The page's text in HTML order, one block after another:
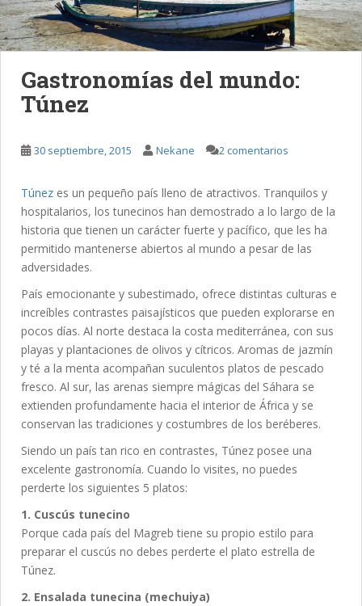
Gastronomías del mundo:
Túnez
30 septiembre, 2015 Nekane 2 comentarios
Túnez es un pequeño país lleno de atractivos. Tranquilos y
hospitalarios, los tunecinos han demostrado a lo largo de la
historia que tienen un carácter fuerte y pacífico, que les ha
permitido mantenerse abiertos al mundo a pesar de las
adversidades.
País emocionante y subestimado, ofrece distintas culturas e
increíbles contrastes paisajísticos que pueden explorarse en
pocos días. Al norte destaca la costa mediterránea, con sus
playas y plantaciones de olivos y cítricos. Aromas de jazmín
y té a la menta acompañan suculentos platos de pescado
fresco. Al sur, las arenas siempre mágicas del Sáhara se
extienden profundamente hacia el interior de África y se
conservan las tradiciones y costumbres de los beréberes.
Siendo un país tan rico en contrastes, Túnez posee una
excelente gastronomía. Cuando lo visites, no puedes
perderte los siguientes 5 platos:
1. Cuscús tunecino
Porque cada país del Magreb tiene su propio estilo para
preparar el cuscús no debes perderte el plato estrella de
Túnez.
2. Ensalada tunecina (mechuiya)